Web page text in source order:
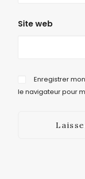
Site web
Enregistrer
le navigateur pour